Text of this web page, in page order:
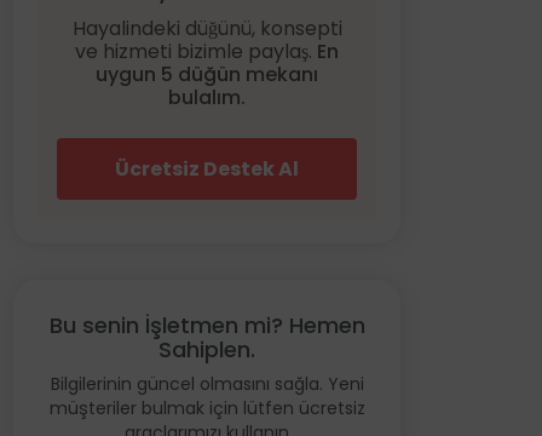
Hayalindeki düğünü, konsepti
ve hizmeti bizimle paylaş. En
uygun 5 düğün mekanı
bulalım.
Ücretsiz Destek Al
Bu senin İşletmen mi? Hemen
Sahiplen.
Bilgilerinin güncel olmasını sağla. Yeni
müşteriler bulmak için lütfen ücretsiz